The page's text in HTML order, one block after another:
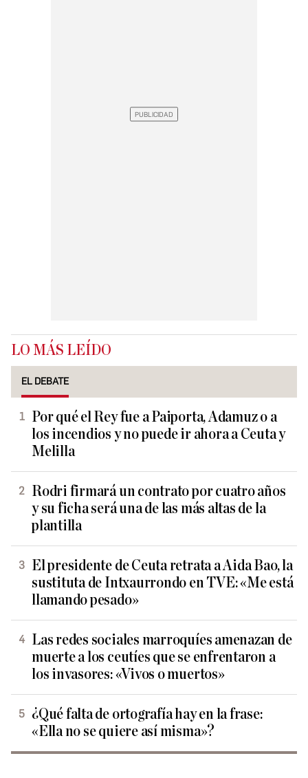
LO MÁS LEÍDO
EL DEBATE
Por qué el Rey fue a Paiporta, Adamuz o a
los incendios y no puede ir ahora a Ceuta y
Melilla
Rodri firmará un contrato por cuatro años
y su ficha será una de las más altas de la
plantilla
El presidente de Ceuta retrata a Aida Bao, la
sustituta de Intxaurrondo en TVE: «Me está
llamando pesado»
Las redes sociales marroquíes amenazan de
muerte a los ceutíes que se enfrentaron a
los invasores: «Vivos o muertos»
¿Qué falta de ortografía hay en la frase:
«Ella no se quiere así misma»?